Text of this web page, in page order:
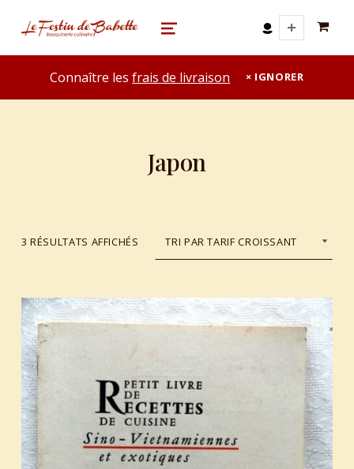
le festin de babette
"LE FESTIN DE BABETTE" – BOUQUINERIE GASTRONOMIQUE MENU
Connaître lesfrais de livraison IGNORER
Japon
3 RÉSULTATS AFFICHÉS TRIÉ DU PLUS RÉCENT AU PLUS ANCIEN
List of products